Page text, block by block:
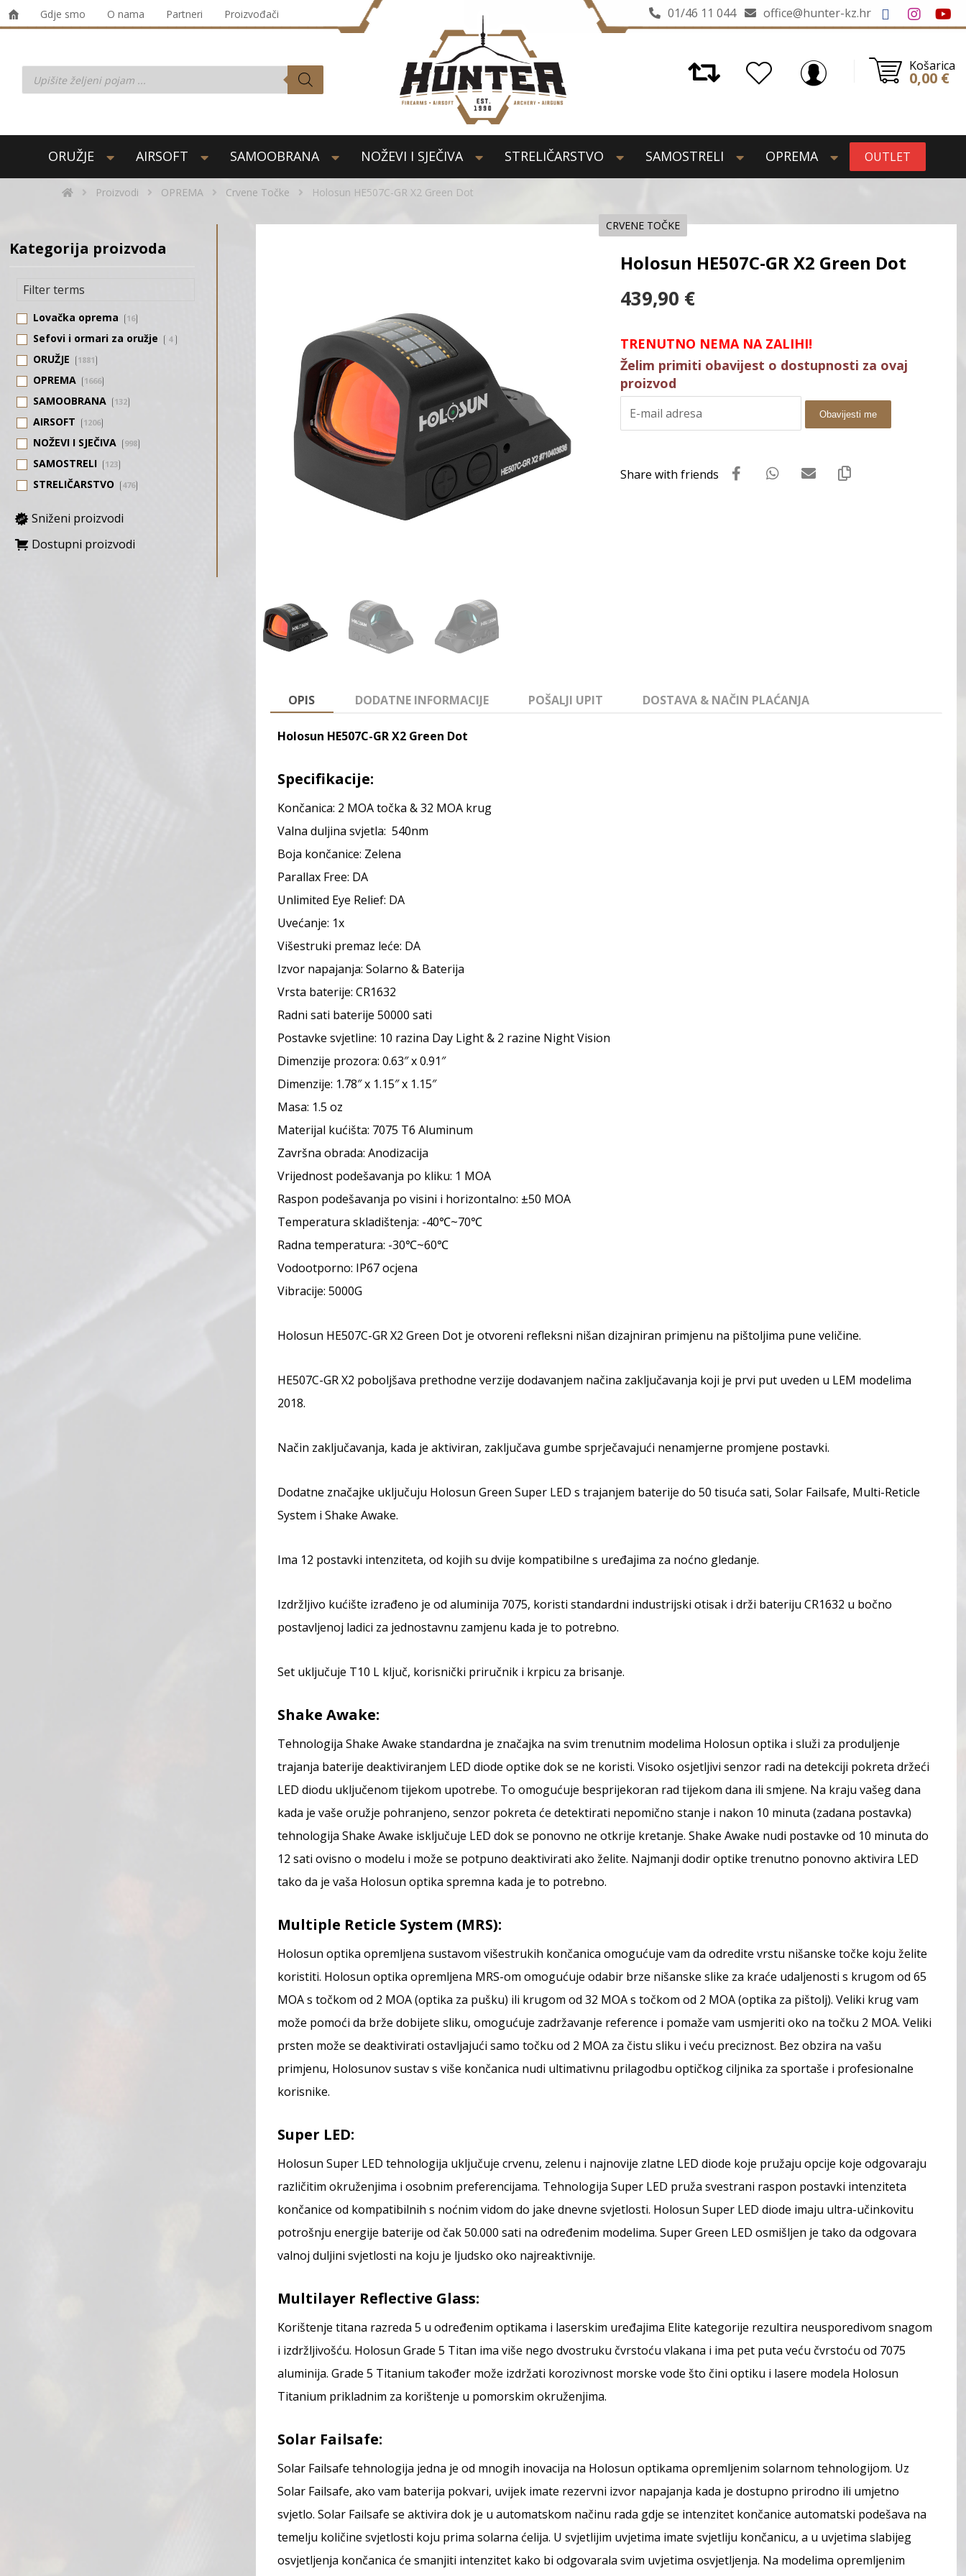
Gdje smo O nama Partneri Proizvođači office@hunter-kz.hr
01/46 11 044
Košarica
0,00 €
ORUŽJE AIRSOFT SAMOOBRANA NOŽEVI I SJEČIVA STRELIČARSTVO SAMOSTRELI OPREMA OUTLET
Proizvodi OPREMA Crvene Točke Holosun HE507C-GR X2 Green Dot
CRVENE TOČKE
Holosun HE507C-GR X2 Green Dot
439,90 €
TRENUTNO NEMA NA ZALIHI!
Želim primiti obavijest o dostupnosti za ovaj
proizvod
Obavijesti me
OPIS DODATNE INFORMACIJE POŠALJI UPIT DOSTAVA & NAČIN PLAĆANJA
Holosun HE507C-GR X2 Green Dot
Specifikacije:
Končanica: 2 MOA točka & 32 MOA krug
Valna duljina svjetla: 540nm
Boja končanice: Zelena
Parallax Free: DA
Unlimited Eye Relief: DA
Uvećanje: 1x
Višestruki premaz leće: DA
Izvor napajanja: Solarno & Baterija
Vrsta baterije: CR1632
Radni sati baterije 50000 sati
Postavke svjetline: 10 razina Day Light & 2 razine Night Vision
Dimenzije prozora: 0.63″ x 0.91″
Dimenzije: 1.78″ x 1.15″ x 1.15″
Masa: 1.5 oz
Materijal kućišta: 7075 T6 Aluminum
Završna obrada: Anodizacija
Vrijednost podešavanja po kliku: 1 MOA
Raspon podešavanja po visini i horizontalno: ±50 MOA
Temperatura skladištenja: -40℃~70℃
Radna temperatura: -30℃~60℃
Vodootporno: IP67 ocjena
Vibracije: 5000G
Holosun HE507C-GR X2 Green Dot je otvoreni refleksni nišan dizajniran primjenu na pištoljima pune veličine.
HE507C-GR X2 poboljšava prethodne verzije dodavanjem načina zaključavanja koji je prvi put uveden u LEM modelima
2018.
Način zaključavanja, kada je aktiviran, zaključava gumbe sprječavajući nenamjerne promjene postavki.
Dodatne značajke uključuju Holosun Green Super LED s trajanjem baterije do 50 tisuća sati, Solar Failsafe, Multi-Reticle
System i Shake Awake.
Ima 12 postavki intenziteta, od kojih su dvije kompatibilne s uređajima za noćno gledanje.
Izdržljivo kućište izrađeno je od aluminija 7075, koristi standardni industrijski otisak i drži bateriju CR1632 u bočno
postavljenoj ladici za jednostavnu zamjenu kada je to potrebno.
Set uključuje T10 L ključ, korisnički priručnik i krpicu za brisanje.
Shake Awake:
Tehnologija Shake Awake standardna je značajka na svim trenutnim modelima Holosun optika i služi za produljenje
trajanja baterije deaktiviranjem LED diode optike dok se ne koristi. Visoko osjetljivi senzor radi na detekciji pokreta držeći
LED diodu uključenom tijekom upotrebe. To omogućuje besprijekoran rad tijekom dana ili smjene. Na kraju vašeg dana
kada je vaše oružje pohranjeno, senzor pokreta će detektirati nepomično stanje i nakon 10 minuta (zadana postavka)
tehnologija Shake Awake isključuje LED dok se ponovno ne otkrije kretanje. Shake Awake nudi postavke od 10 minuta do
12 sati ovisno o modelu i može se potpuno deaktivirati ako želite. Najmanji dodir optike trenutno ponovno aktivira LED
tako da je vaša Holosun optika spremna kada je to potrebno.
Multiple Reticle System (MRS):
Holosun optika opremljena sustavom višestrukih končanica omogućuje vam da odredite vrstu nišanske točke koju želite
koristiti. Holosun optika opremljena MRS-om omogućuje odabir brze nišanske slike za kraće udaljenosti s krugom od 65
MOA s točkom od 2 MOA (optika za pušku) ili krugom od 32 MOA s točkom od 2 MOA (optika za pištolj). Veliki krug vam
može pomoći da brže dobijete sliku, omogućuje zadržavanje reference i pomaže vam usmjeriti oko na točku 2 MOA. Veliki
prsten može se deaktivirati ostavljajući samo točku od 2 MOA za čistu sliku i veću preciznost. Bez obzira na vašu
primjenu, Holosunov sustav s više končanica nudi ultimativnu prilagodbu optičkog ciljnika za sportaše i profesionalne
korisnike.
Super LED:
Holosun Super LED tehnologija uključuje crvenu, zelenu i najnovije zlatne LED diode koje pružaju opcije koje odgovaraju
različitim okruženjima i osobnim preferencijama. Tehnologija Super LED pruža svestrani raspon postavki intenziteta
končanice od kompatibilnih s noćnim vidom do jake dnevne svjetlosti. Holosun Super LED diode imaju ultra-učinkovitu
potrošnju energije baterije od čak 50.000 sati na određenim modelima. Super Green LED osmišljen je tako da odgovara
valnoj duljini svjetlosti na koju je ljudsko oko najreaktivnije.
Multilayer Reflective Glass:
Korištenje titana razreda 5 u određenim optikama i laserskim uređajima Elite kategorije rezultira neusporedivom snagom
i izdržljivošću. Holosun Grade 5 Titan ima više nego dvostruku čvrstoću vlakana i ima pet puta veću čvrstoću od 7075
aluminija. Grade 5 Titanium također može izdržati korozivnost morske vode što čini optiku i lasere modela Holosun
Titanium prikladnim za korištenje u pomorskim okruženjima.
Solar Failsafe:
Solar Failsafe tehnologija jedna je od mnogih inovacija na Holosun optikama opremljenim solarnom tehnologijom. Uz
Solar Failsafe, ako vam baterija pokvari, uvijek imate rezervni izvor napajanja kada je dostupno prirodno ili umjetno
svjetlo. Solar Failsafe se aktivira dok je u automatskom načinu rada gdje se intenzitet končanice automatski podešava na
temelju količine svjetlosti koju prima solarna ćelija. U svjetlijim uvjetima imate svjetliju končanicu, a u uvjetima slabijeg
osvjetljenja končanica će smanjiti intenzitet kako bi odgovarala svim uvjetima osvjetljenja. Na modelima opremljenim
Kategorija proizvoda
Lovačka oprema 16
Sefovi i ormari za oružje 4
ORUŽJE 1881
OPREMA 1666
SAMOOBRANA 132
AIRSOFT 1206
NOŽEVI I SJEČIVA 998
SAMOSTRELI 123
STRELIČARSTVO 476
Sniženi proizvodi
Dostupni proizvodi